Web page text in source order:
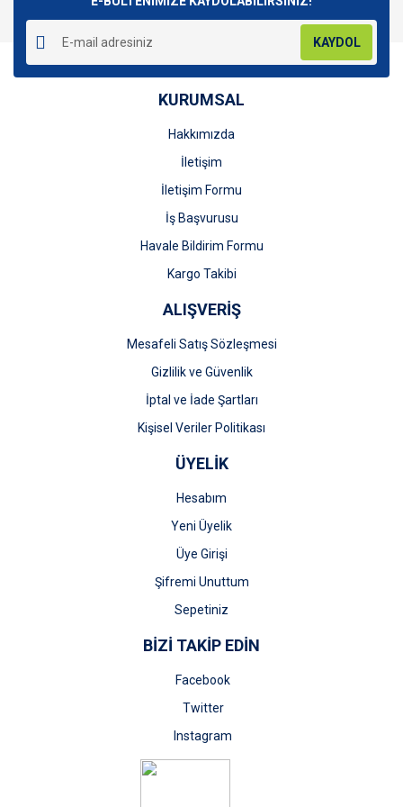
KAYDOL
KURUMSAL
Hakkımızda
İletişim
İletişim Formu
İş Başvurusu
Havale Bildirim Formu
Kargo Takibi
ALIŞVERİŞ
Mesafeli Satış Sözleşmesi
Gizlilik ve Güvenlik
İptal ve İade Şartları
Kişisel Veriler Politikası
ÜYELİK
Hesabım
Yeni Üyelik
Üye Girişi
Şifremi Unuttum
Sepetiniz
BİZİ TAKİP EDİN
Facebook
Twitter
Instagram